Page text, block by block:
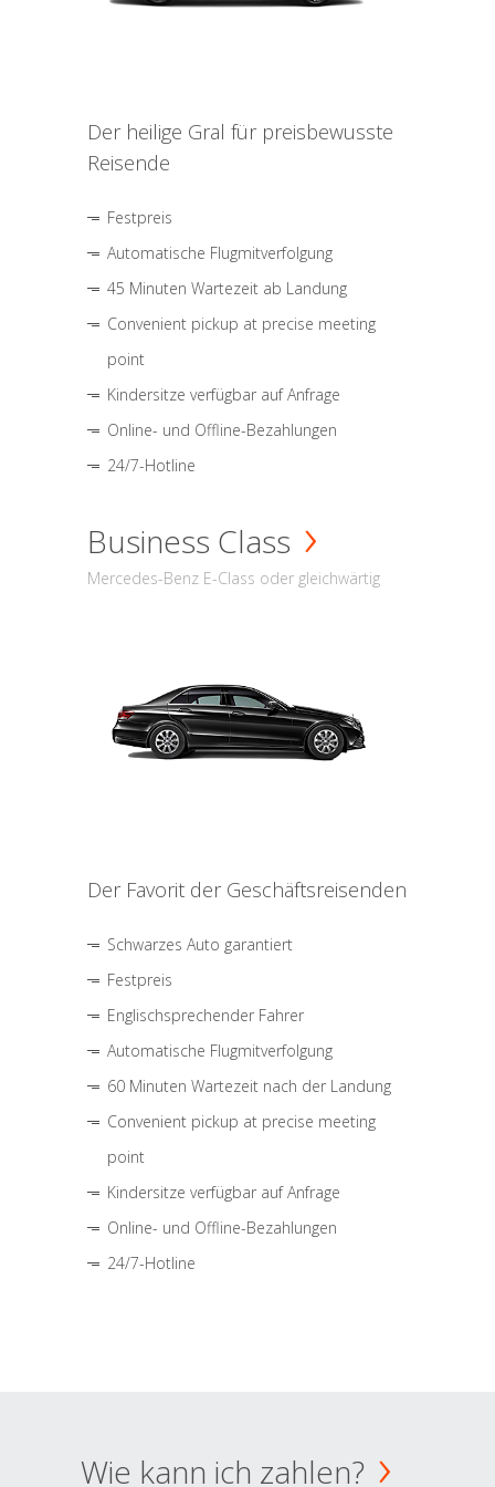
Der heilige Gral für preisbewusste
Reisende
Festpreis
Automatische Flugmitverfolgung
45 Minuten Wartezeit ab Landung
Convenient pickup at precise meeting
point
Kindersitze verfügbar auf Anfrage
Online- und Offline-Bezahlungen
24/7-Hotline
Business Class
Mercedes-Benz E-Class oder gleichwärtig
Der Favorit der Geschäftsreisenden
Schwarzes Auto garantiert
Festpreis
Englischsprechender Fahrer
Automatische Flugmitverfolgung
60 Minuten Wartezeit nach der Landung
Convenient pickup at precise meeting
point
Kindersitze verfügbar auf Anfrage
Online- und Offline-Bezahlungen
24/7-Hotline
Wie kann ich zahlen?